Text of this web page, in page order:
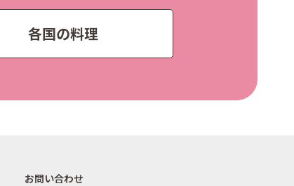
各国の料理
お問い合わせ